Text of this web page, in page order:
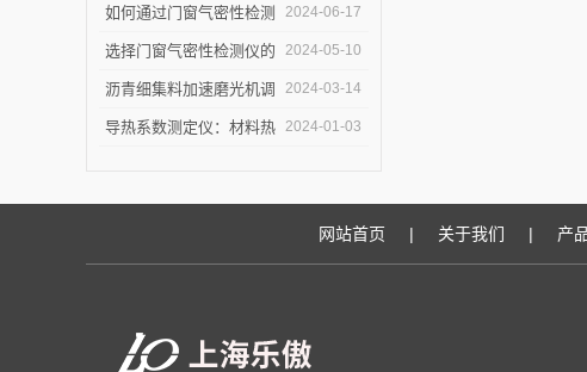
效率？
限，提升可能
如何通过门窗气密性检测
仪节能？
2024-06-17
选择门窗气密性检测仪的
关键因素是什么？
2024-05-10
沥青细集料加速磨光机调
试完毕紧急发货
2024-03-14
导热系数测定仪：材料热 2024-01-03
网站首页 | 关于我们 | 产